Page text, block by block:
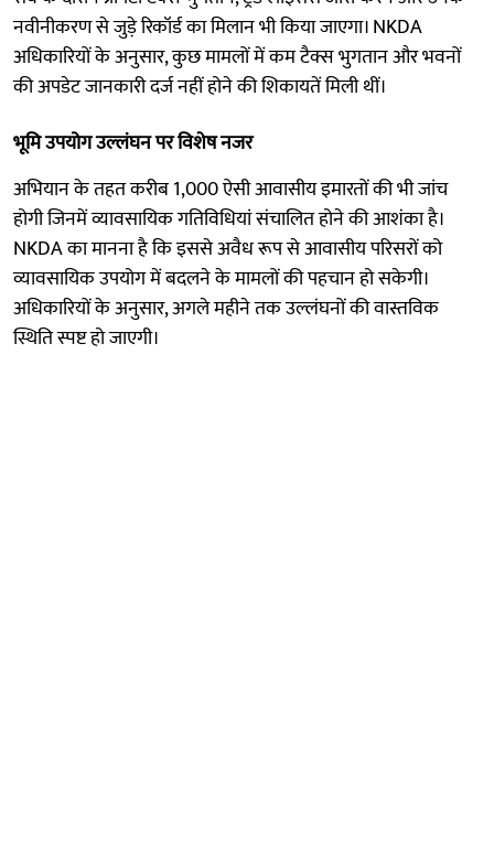
नवीनीकरण से जुड़े रिकॉर्ड का मिलान भी किया जाएगा। NKDA
अधिकारियों के अनुसार, कुछ मामलों में कम टैक्स भुगतान और भवनों
की अपडेट जानकारी दर्ज नहीं होने की शिकायतें मिली थीं।
भूमि उपयोग उल्लंघन पर विशेष नजर
अभियान के तहत करीब 1,000 ऐसी आवासीय इमारतों की भी जांच
होगी जिनमें व्यावसायिक गतिविधियां संचालित होने की आशंका है।
NKDA का मानना है कि इससे अवैध रूप से आवासीय परिसरों को
व्यावसायिक उपयोग में बदलने के मामलों की पहचान हो सकेगी।
अधिकारियों के अनुसार, अगले महीने तक उल्लंघनों की वास्तविक
स्थिति स्पष्ट हो जाएगी।